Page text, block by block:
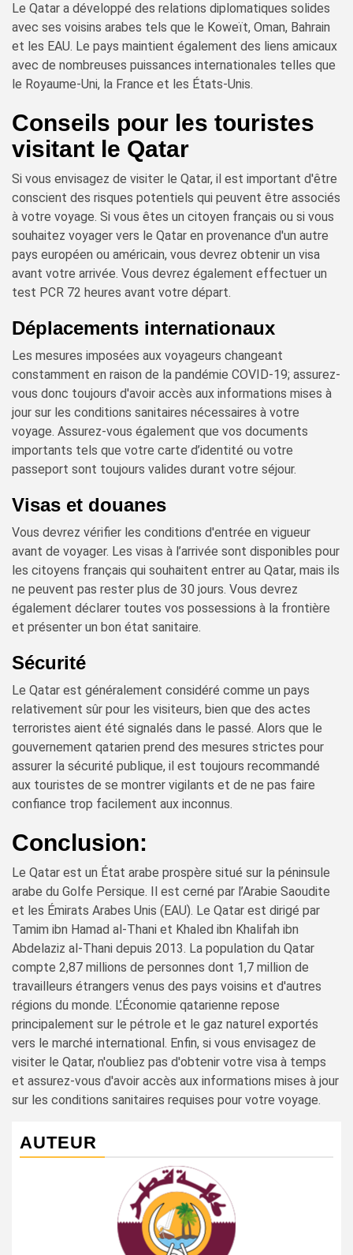
Le Qatar a développé des relations diplomatiques solides
avec ses voisins arabes tels que le Koweït, Oman, Bahrain
et les EAU. Le pays maintient également des liens amicaux
avec de nombreuses puissances internationales telles que
le Royaume-Uni, la France et les États-Unis.
Conseils pour les touristes
visitant le Qatar
Si vous envisagez de visiter le Qatar, il est important d'être
conscient des risques potentiels qui peuvent être associés
à votre voyage. Si vous êtes un citoyen français ou si vous
souhaitez voyager vers le Qatar en provenance d'un autre
pays européen ou américain, vous devrez obtenir un visa
avant votre arrivée. Vous devrez également effectuer un
test PCR 72 heures avant votre départ.
Déplacements internationaux
Les mesures imposées aux voyageurs changeant
constamment en raison de la pandémie COVID-19; assurez-
vous donc toujours d'avoir accès aux informations mises à
jour sur les conditions sanitaires nécessaires à votre
voyage. Assurez-vous également que vos documents
importants tels que votre carte d’identité ou votre
passeport sont toujours valides durant votre séjour.
Visas et douanes
Vous devrez vérifier les conditions d'entrée en vigueur
avant de voyager. Les visas à l’arrivée sont disponibles pour
les citoyens français qui souhaitent entrer au Qatar, mais ils
ne peuvent pas rester plus de 30 jours. Vous devrez
également déclarer toutes vos possessions à la frontière
et présenter un bon état sanitaire.
Sécurité
Le Qatar est généralement considéré comme un pays
relativement sûr pour les visiteurs, bien que des actes
terroristes aient été signalés dans le passé. Alors que le
gouvernement qatarien prend des mesures strictes pour
assurer la sécurité publique, il est toujours recommandé
aux touristes de se montrer vigilants et de ne pas faire
confiance trop facilement aux inconnus.
Conclusion:
Le Qatar est un État arabe prospère situé sur la péninsule
arabe du Golfe Persique. Il est cerné par l’Arabie Saoudite
et les Émirats Arabes Unis (EAU). Le Qatar est dirigé par
Tamim ibn Hamad al-Thani et Khaled ibn Khalifah ibn
Abdelaziz al-Thani depuis 2013. La population du Qatar
compte 2,87 millions de personnes dont 1,7 million de
travailleurs étrangers venus des pays voisins et d'autres
régions du monde. L’Économie qatarienne repose
principalement sur le pétrole et le gaz naturel exportés
vers le marché international. Enfin, si vous envisagez de
visiter le Qatar, n'oubliez pas d'obtenir votre visa à temps
et assurez-vous d'avoir accès aux informations mises à jour
sur les conditions sanitaires requises pour votre voyage.
AUTEUR